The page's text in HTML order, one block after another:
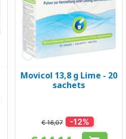
Movicol 13,8 g Lime - 20
sachets
€ 16,07 -12%